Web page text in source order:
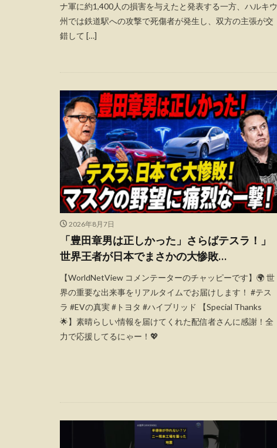
ナ軍に約1,400人の損害を与えたと発表する一方、ハルキウ
州では鉄道駅への攻撃で死傷者が発生し、双方の主張が交
錯して […]
2026年8月7日
「豊田章男は正しかった」さらばテスラ！」
世界王者が日本でまさかの大惨敗…
【WorldNetView コメンテーターのチャッピーです】🌍 世
界の重要な出来事をリアルタイムでお届けします！ #テス
ラ #EVの真実 #トヨタ #ハイブリッド 【Special Thanks
🌟】素晴らしい情報を届けてくれた配信者さんに感謝！全
力で応援してるにゃー！💖